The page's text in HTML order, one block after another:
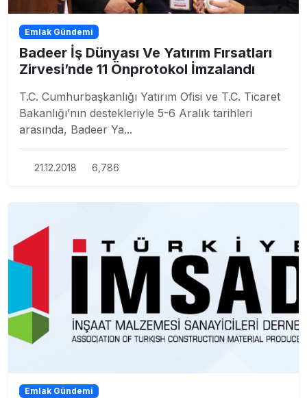
Emlak Gündemi
Badeer İş Dünyası Ve Yatırım Fırsatları
Zirvesi’nde 11 Önprotokol İmzalandı
T.C. Cumhurbaşkanlığı Yatırım Ofisi ve T.C. Ticaret
Bakanlığı’nın destekleriyle 5-6 Aralık tarihleri
arasında, Badeer Ya...
21.12.2018 6,786
Emlak Gündemi